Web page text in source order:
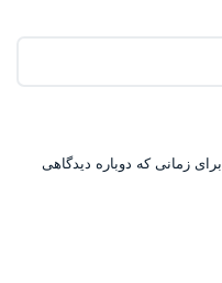
زمانی که دوباره دیدگاهی